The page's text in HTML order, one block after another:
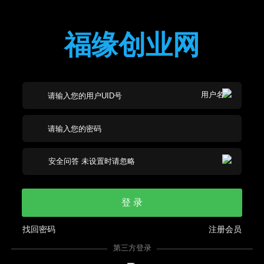
福缘创业网
登 录
注册会员
找回密码
第三方登录